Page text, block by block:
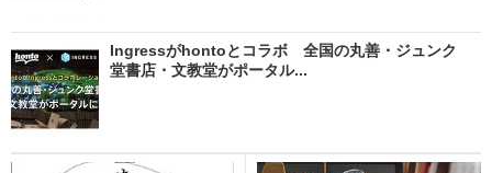
Ingressがhontoとコラボ 全国の丸善・ジュンク
堂書店・文教堂がポータル...